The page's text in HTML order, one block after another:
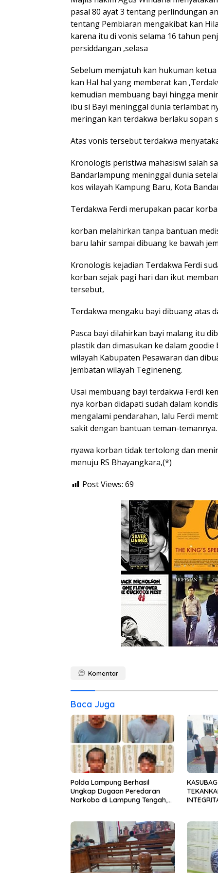
pasal 80 ayat 3 tentang perlindungan
tentang Pembiaran mengakibat kan
karena itu di vonis selama 16 tahun
persiddangan ,selasa
Sebelum memjatuh kan hukuman
kan Hal hal yang memberat kan
kemudian membuang bayi hingga
ibu si Bayi meninggal dunia terlambat
meringan kan terdakwa berlaku sopan
Atas vonis tersebut terdakwa
Kronologis peristiwa mahasiswi salah
Bandarlampung meninggal dunia
kos wilayah Kampung Baru, Kota
Terdakwa Ferdi merupakan pacar
korban melahirkan tanpa bantuan
baru lahir sampai dibuang ke bawah
Kronologis kejadian Terdakwa Ferdi
korban sejak pagi hari dan ikut
tersebut,
Terdakwa mengaku bayi dibuang atas
Pasca bayi dilahirkan bayi malang itu
plastik dan dimasukan ke dalam goodie
wilayah Kabupaten Pesawaran dan
jembatan wilayah Tegineneng.
Usai membuang bayi terdakwa Ferdi
nya korban didapati sudah dalam
mengalami pendarahan, lalu Ferdi
sakit dengan bantuan teman-temannya.
nyawa korban tidak tertolong dan
menuju RS Bhayangkara,(*)
Post Views: 69
Komentar
Baca Juga
Polda Lampung Berhasil
Ungkap Dugaan Peredaran
Narkoba di Lampung Tengah,